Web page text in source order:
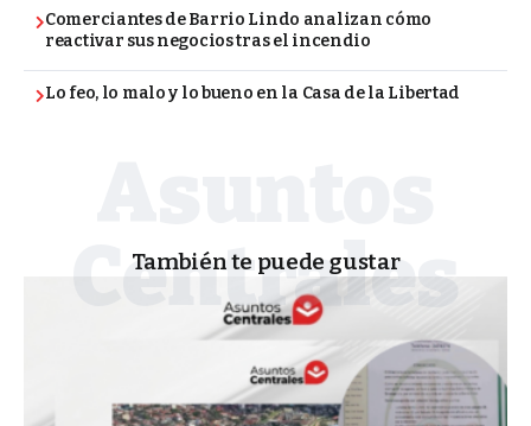
Comerciantes de Barrio Lindo analizan cómo
reactivar sus negocios tras el incendio
Lo feo, lo malo y lo bueno en la Casa de la Libertad
También te puede gustar